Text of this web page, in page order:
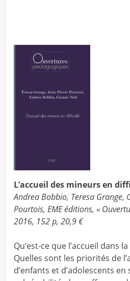
L’accueil des mineurs en
Andrea Bobbio, Teresa Grange,
Pourtois, EME éditions, «
2016, 152 p, 20,9 €
Qu’est-ce que l’accueil dans
Quelles sont les priorités de
d’enfants et d’adolescents